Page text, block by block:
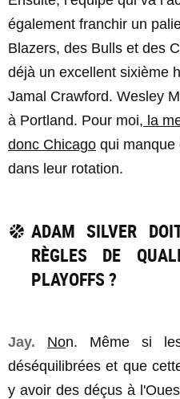
également franchir un
Blazers, des Bulls et des
déjà un excellent sixième
Jamal Crawford. Wesley
à Portland. Pour moi, la
donc Chicago qui manque
dans leur rotation.
ADAM SILVER
RÈGLES DE
PLAYOFFS ?
Jay. Non. Même si
déséquilibrées et que
y avoir des déçus à